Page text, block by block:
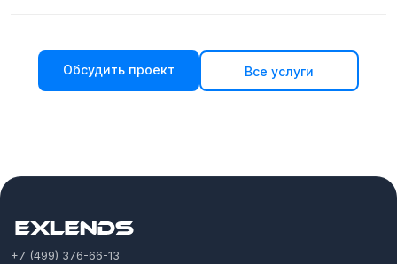
Обсудить проект Все услуги
+7 (499) 376-66-13